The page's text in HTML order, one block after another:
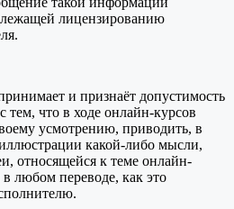
лицензированию
и признаёт допустимость
тем, что в ходе онлайн-курсов
усмотрению, приводить, в
какой-либо мысли,
относящейся к теме онлайн-
любом переводе, как это